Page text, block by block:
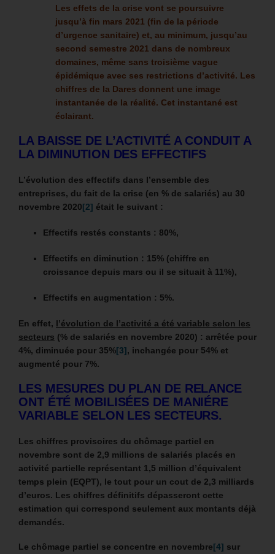
Les effets de la crise vont se poursuivre
jusqu’à fin mars 2021 (fin de la période
d’urgence sanitaire) et, au minimum, jusqu’au
second semestre 2021 dans de nombreux
domaines, même sans troisième vague
épidémique avec ses restrictions d’activité. Les
chiffres de la Dares donnent une image
instantanée de la réalité. Cet instantané est
éclairant.
LA BAISSE DE L’ACTIVITÉ A CONDUIT A
LA DIMINUTION DES EFFECTIFS
L’évolution des effectifs dans l’ensemble des
entreprises, du fait de la crise (en % de salariés) au 30
novembre 2020[2] était le suivant :
Effectifs restés constants : 80%,
Effectifs en diminution : 15% (chiffre en
croissance depuis mars ou il se situait à 11%),
Effectifs en augmentation : 5%.
En effet, l’évolution de l’activité a été variable selon les
secteurs (% de salariés en novembre 2020) : arrêtée pour
4%, diminuée pour 35%[3], inchangée pour 54% et
augmenté pour 7%.
LES MESURES DU PLAN DE RELANCE
ONT ÉTÉ MOBILISÉES DE MANIÉRE
VARIABLE SELON LES SECTEURS.
Les chiffres provisoires du chômage partiel en
novembre sont de 2,9 millions de salariés placés en
activité partielle représentant 1,5 million d’équivalent
temps plein (EQPT), le tout pour un cout de 2,3 milliards
d’euros. Les chiffres définitifs dépasseront cette
estimation qui correspond seulement aux montants déjà
demandés.
Le chômage partiel se concentre en novembre[4] sur